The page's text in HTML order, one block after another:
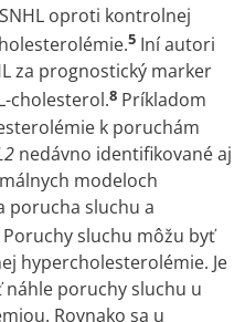
oproti kontrolnej
5 Iní autori
za prognostický marker
cholesterol.8 Príkladom
k poruchám
nedávno identifikované aj
modeloch
porucha sluchu a
Poruchy sluchu môžu byť
hypercholesterolémie. Je
poruchy sluchu u
Rovnako sa u